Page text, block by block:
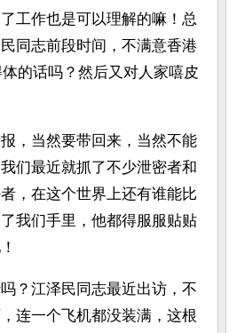
工作也是可以理解的嘛！总
同志前段时间，不满意香港
的话吗？然后又对人家嘻皮
，当然要带回来，当然不能
们最近就抓了不少泄密者和
，在这个世界上还有谁能比
我们手里，他都得服服贴贴
？江泽民同志最近出访，不
连一个飞机都没装满，这根